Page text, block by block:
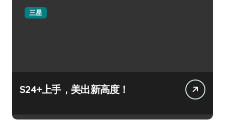
三星
S24+上手，美出新高度！